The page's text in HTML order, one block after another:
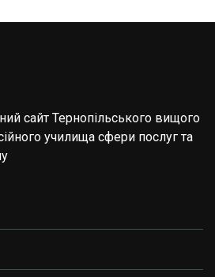
сайт Тернопільського вищого
училища сфери послуг та